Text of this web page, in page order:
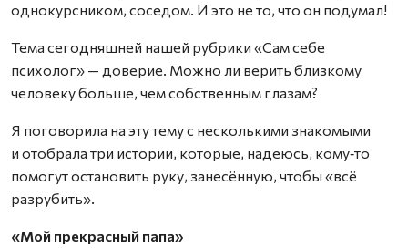
однокурсником, соседом. И это не то, что он подумал!
Тема сегодняшней нашей рубрики «Сам себе
психолог» — доверие. Можно ли верить близкому
человеку больше, чем собственным глазам?
Я поговорила на эту тему с несколькими знакомыми
и отобрала три истории, которые, надеюсь, кому‑то
помогут остановить руку, занесённую, чтобы «всё
разрубить».
«Мой прекрасный папа»